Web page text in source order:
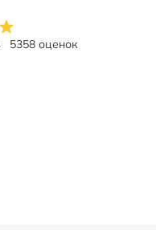
5358 оценок